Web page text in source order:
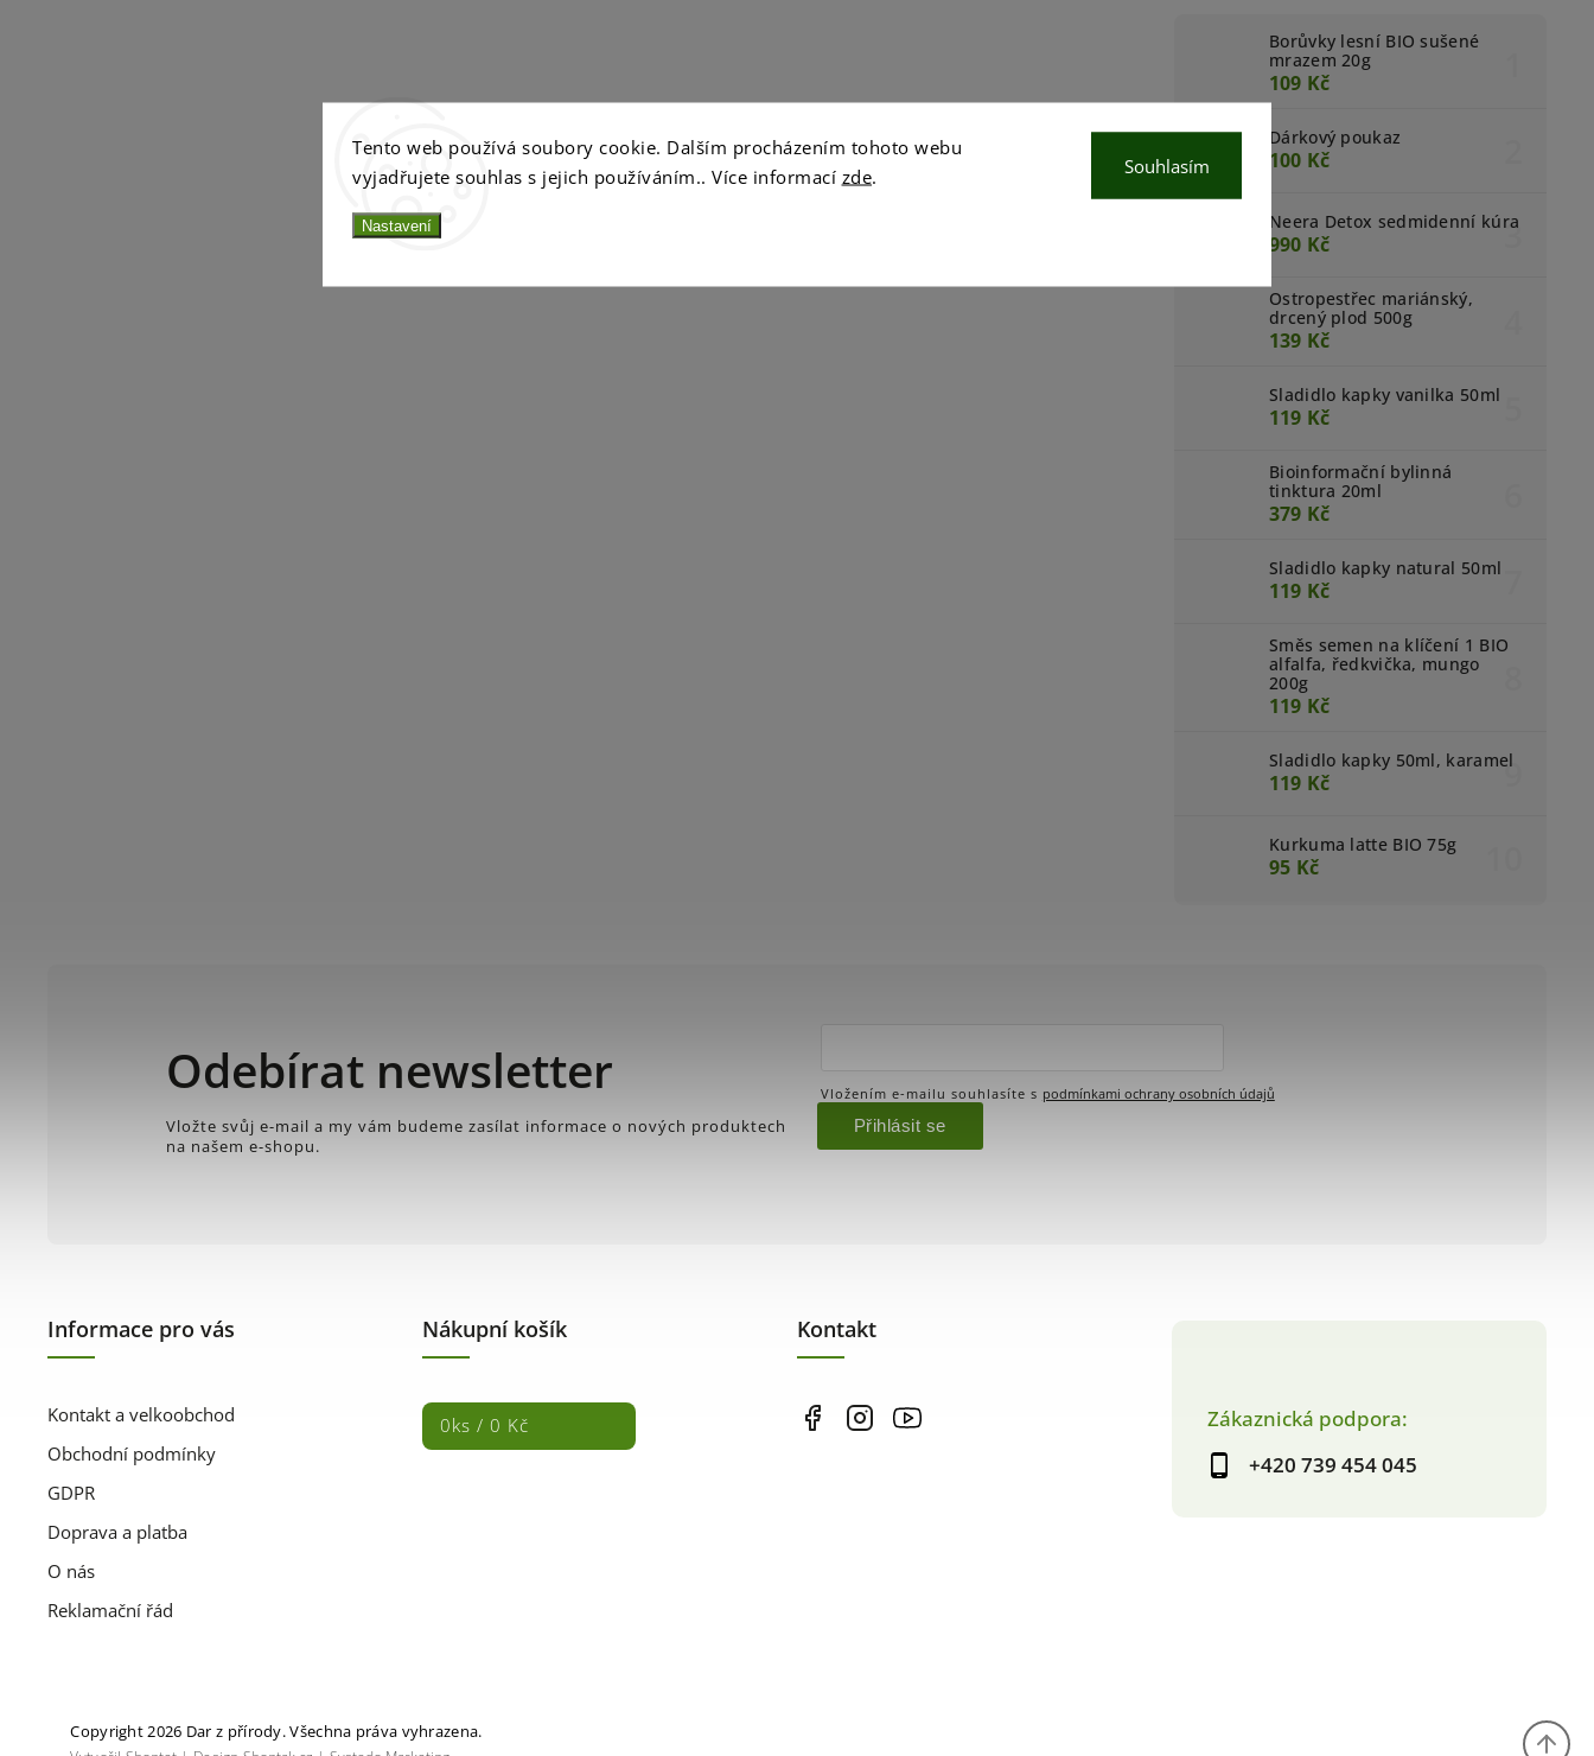
Tento web používá soubory cookie. Dalším procházením tohoto webu
vyjadřujete souhlas s jejich používáním.. Více informací zde.
Nastavení
Souhlasím
Borůvky lesní BIO sušené
mrazem 20g
109 Kč
Dárkový poukaz
100 Kč
Neera Detox sedmidenní kúra
990 Kč
Ostropestřec mariánský,
drcený plod 500g
139 Kč
Sladidlo kapky vanilka 50ml
119 Kč
Bioinformační bylinná
tinktura 20ml
379 Kč
Sladidlo kapky natural 50ml
119 Kč
Směs semen na klíčení 1 BIO
alfalfa, ředkvička, mungo
200g
119 Kč
Sladidlo kapky 50ml, karamel
119 Kč
Kurkuma latte BIO 75g
95 Kč
Zákaznická podpora:
+420 739 454 045
Informace pro vás
Kontakt a velkoobchod
Obchodní podmínky
GDPR
Doprava a platba
O nás
Reklamační řád
Nákupní košík
0ks / 0 Kč
Kontakt
Odebírat newsletter
Vložte svůj e-mail a my vám budeme zasílat informace o nových produktech
na našem e-shopu.
Vložením e-mailu souhlasíte s podmínkami ochrany osobních údajů
Přihlásit se
Copyright 2026 Dar z přírody. Všechna práva vyhrazena.